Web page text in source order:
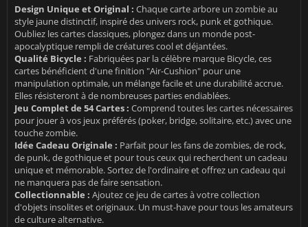
Design Unique et Original : Chaque carte arbore un zombie au
style jaune distinctif, inspiré des univers rock, punk et gothique.
Oubliez les cartes classiques, plongez dans un monde post-
apocalyptique rempli de créatures cool et déjantées.
Qualité Bicycle : Fabriquées par la célèbre marque Bicycle, ces
cartes bénéficient d'une finition "Air-Cushion" pour une
manipulation optimale, un mélange facile et une durabilité accrue.
Elles résisteront à de nombreuses parties endiablées.
Jeu Complet de 54 Cartes : Comprend toutes les cartes nécessaires
pour jouer à vos jeux préférés (poker, bridge, solitaire, etc.) avec une
touche zombie.
Idée Cadeau Originale : Parfait pour les fans de zombies, de rock,
de punk, de gothique et pour tous ceux qui recherchent un cadeau
unique et mémorable. Sortez de l'ordinaire et offrez un cadeau qui
ne manquera pas de faire sensation.
Collectionnable : Ajoutez ce jeu de cartes à votre collection
d'objets insolites et originaux. Un must-have pour tous les amateurs
de culture alternative.